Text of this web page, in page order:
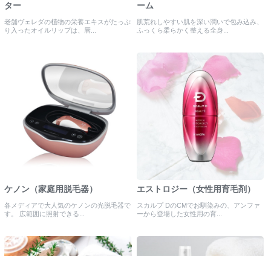
ター
老舗ヴェレダの植物の栄養エキスがたっぷ
り入ったオイルリップは、唇...
ーム
肌荒れしやすい肌を深い潤いで包み込み、
ふっくら柔らかく整える全身...
ケノン（家庭用脱毛器）
各メディアで大人気のケノンの光脱毛器で
す。 広範囲に照射できる...
エストロジー（女性用育毛剤）
スカルプ DのCMでお馴染みの、アンファ
ーから登場した女性用の育...